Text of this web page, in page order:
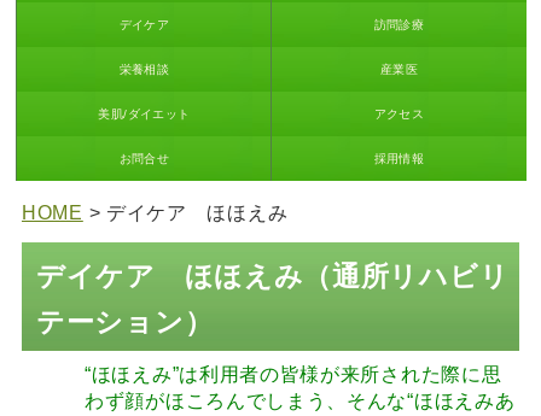
デイケア 訪問診療
栄養相談 産業医
美肌/ダイエット アクセス
お問合せ 採用情報
HOME > デイケア ほほえみ
デイケア ほほえみ（通所リハビリ
テーション）
“ほほえみ”は利用者の皆様が来所された際に思
わず顔がほころんでしまう、そんな“ほほえみあ